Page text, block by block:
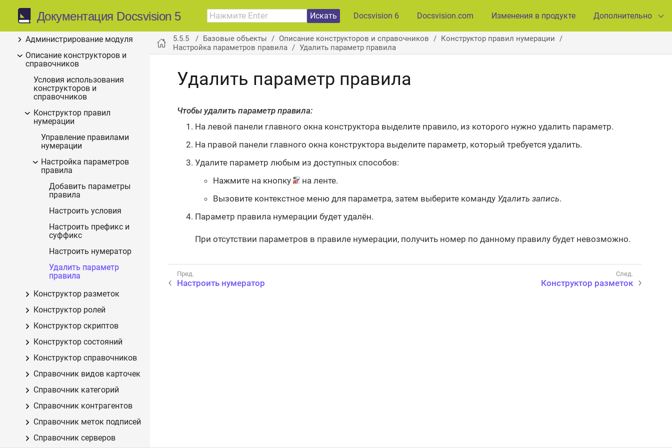
Документация Docsvision 5 Искать Docsvision 6 Docsvision.com Изменения в продукте Дополнительно
Изменения, обновления и
исправленные ошибки
Администрирование модуля
Описание конструкторов и
справочников
Условия использования
конструкторов и
справочников
Конструктор правил
нумерации
Управление правилами
нумерации
Настройка параметров
правила
Добавить параметры
правила
Настроить условия
Настроить префикс и
суффикс
Настроить нумератор
Удалить параметр
правила
Конструктор разметок
Конструктор ролей
Конструктор скриптов
Конструктор состояний
Конструктор справочников
Справочник видов карточек
Справочник категорий
Справочник контрагентов
Справочник меток подписей
Справочник серверов
5.5.5 Базовые объекты Описание конструкторов и справочников
Конструктор правил нумерации
Настройка параметров правила
Удалить параметр правила
Удалить параметр правила
Чтобы удалить параметр правила:
На левой панели главного окна конструктора выделите правило, из которого нужно удалить параметр.
На правой панели главного окна конструктора выделите параметр, который требуется удалить.
Удалите параметр любым из доступных способов:
Нажмите на кнопку
на ленте.
Вызовите контекстное меню для параметра, затем выберите команду Удалить запись.
Параметр правила нумерации будет удалён.
При отсутствии параметров в правиле нумерации, получить номер по данному правилу будет невозможно.
Настроить нумератор Конструктор разметок